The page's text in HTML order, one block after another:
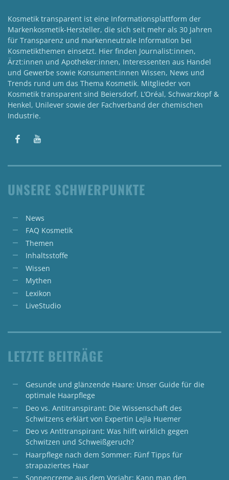
Kosmetik transparent ist eine Informationsplattform der
Markenkosmetik-Hersteller, die sich seit mehr als 30 Jahren
für Transparenz und markenneutrale Information bei
Kosmetikthemen einsetzt. Hier finden Journalist:innen,
Ärzt:innen und Apotheker:innen, Interessenten aus Handel
und Gewerbe sowie Konsument:innen Wissen, News und
Trends rund um das Thema Kosmetik. Mitglieder von
Kosmetik transparent sind Beiersdorf, L’Oréal, Schwarzkopf &
Henkel, Unilever sowie der Fachverband der chemischen
Industrie.
UNSERE SCHWERPUNKTE
News
FAQ Kosmetik
Themen
Inhaltsstoffe
Wissen
Mythen
Lexikon
LiveStudio
LETZTE BEITRÄGE
Gesunde und glänzende Haare: Unser Guide für die
optimale Haarpflege
Deo vs. Antitranspirant: Die Wissenschaft des
Schwitzens erklärt von Expertin Lejla Huemer
Deo vs Antitranspirant: Was hilft wirklich gegen
Schwitzen und Schweißgeruch?
Haarpflege nach dem Sommer: Fünf Tipps für
strapaziertes Haar
Sonnencreme aus dem Vorjahr: Kann man den